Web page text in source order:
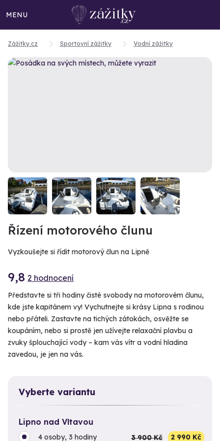
MENU
Zážitky.cz Sportovní zážitky Vodní zážitky
Řízení motorového člunu
Vyzkoušejte si řídit motorový člun na Lipně
9,8 2 hodnocení
Představte si tři hodiny čisté svobody na motorovém člunu,
kde jste kapitánem vy! Vychutnejte si krásy Lipna s rodinou
nebo přáteli. Zastavte na tichých zátokách, osvěžte se
koupáním, nebo si prostě jen užívejte relaxační plavbu a
zvuky šplouchající vody – kam vás vítr a vodní hladina
zavedou, je jen na vás.
Vyberte variantu
Lipno nad Vltavou
4 osoby, 3 hodiny 3 900 Kč 2 990 Kč